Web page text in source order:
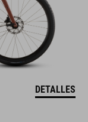
DETALLES